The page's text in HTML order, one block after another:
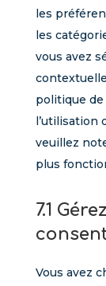
les
les
vous avez
politique de
l’utilisation
veuillez
plus
7.1
Vous avez